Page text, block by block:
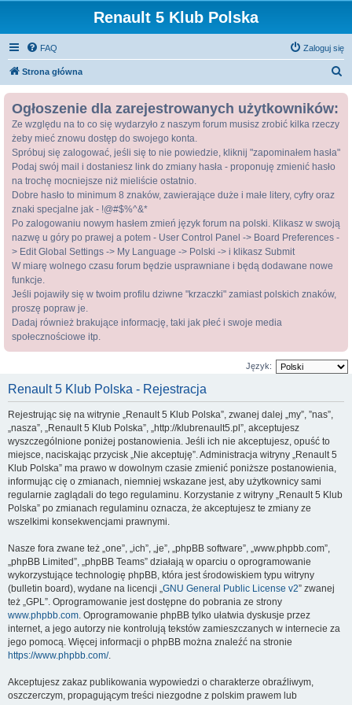
Renault 5 Klub Polska
FAQ Zaloguj się
Strona główna
Ogłoszenie dla zarejestrowanych użytkowników:
Ze względu na to co się wydarzyło z naszym forum musisz zrobić kilka rzeczy
żeby mieć znowu dostęp do swojego konta.
Spróbuj się zalogować, jeśli się to nie powiedzie, kliknij "zapominałem hasła"
Podaj swój mail i dostaniesz link do zmiany hasła - proponuję zmienić hasło
na trochę mocniejsze niż mieliście ostatnio.
Dobre hasło to minimum 8 znaków, zawierające duże i małe litery, cyfry oraz
znaki specjalne jak - !@#$%^&*
Po zalogowaniu nowym hasłem zmień język forum na polski. Klikasz w swoją
nazwę u góry po prawej a potem - User Control Panel -> Board Preferences -
> Edit Global Settings -> My Language -> Polski -> i klikasz Submit
W miarę wolnego czasu forum będzie usprawniane i będą dodawane nowe
funkcje.
Jeśli pojawiły się w twoim profilu dziwne "krzaczki" zamiast polskich znaków,
proszę popraw je.
Dadaj również brakujące informację, taki jak płeć i swoje media
społecznościowe itp.
Język:
Renault 5 Klub Polska - Rejestracja
Rejestrując się na witrynie „Renault 5 Klub Polska”, zwanej dalej „my”, ”nas”,
„nasza”, „Renault 5 Klub Polska”, „http://klubrenault5.pl”, akceptujesz
wyszczególnione poniżej postanowienia. Jeśli ich nie akceptujesz, opuść to
miejsce, naciskając przycisk „Nie akceptuję”. Administracja witryny „Renault 5
Klub Polska” ma prawo w dowolnym czasie zmienić poniższe postanowienia,
informując cię o zmianach, niemniej wskazane jest, aby użytkownicy sami
regularnie zaglądali do tego regulaminu. Korzystanie z witryny „Renault 5 Klub
Polska” po zmianach regulaminu oznacza, że akceptujesz te zmiany ze
wszelkimi konsekwencjami prawnymi.
Nasze fora zwane też „one”, „ich”, „je”, „phpBB software”, „www.phpbb.com”,
„phpBB Limited”, „phpBB Teams” działają w oparciu o oprogramowanie
wykorzystujące technologię phpBB, która jest środowiskiem typu witryny
(bulletin board), wydane na licencji „GNU General Public License v2” zwanej
też „GPL”. Oprogramowanie jest dostępne do pobrania ze strony
www.phpbb.com. Oprogramowanie phpBB tylko ułatwia dyskusje przez
internet, a jego autorzy nie kontrolują tekstów zamieszczanych w internecie za
jego pomocą. Więcej informacji o phpBB można znaleźć na stronie
https://www.phpbb.com/.
Akceptujesz zakaz publikowania wypowiedzi o charakterze obraźliwym,
oszczerczym, propagującym treści niezgodne z polskim prawem lub